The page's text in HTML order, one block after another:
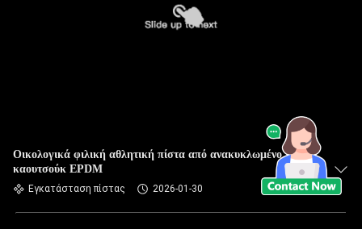
Οικολογικά φιλική αθλητική πίστα από ανακυκλωμένο
καουτσούκ EPDM
Εγκατάσταση πίστας 2026-01-30